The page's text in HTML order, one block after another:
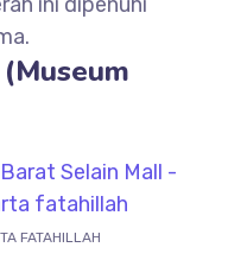
FATAHILLAH